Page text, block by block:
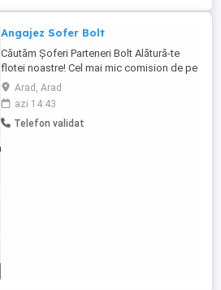
Angajez Sofer Bolt
Căutăm Șoferi Parteneri Bolt Alătură-te
flotei noastre! Cel mai mic comision de pe
piață! Vrei să câștigi bani conducând? Ești
la locul potrivit! Suntem o flotă parteneră
Bolt și căutăm șoferi serioși, dornici să
muncească într-un mediu flexibil și
Arad, Arad
azi 14:43
Telefon validat